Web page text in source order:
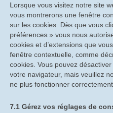
produits
Inventaire de nos
Inventaire des
Inventaire PATSTEC
Archives du site
Partenaires de
Lorsque vous visitez notre site
vous montrerons une fenêtre
sur les cookies. Dès que vous
préférences » vous nous
cookies et d’extensions que
fenêtre contextuelle, comme
cookies. Vous pouvez
votre navigateur, mais veuillez
ne plus fonctionner correctement.
7.1 Gérez vos réglages de